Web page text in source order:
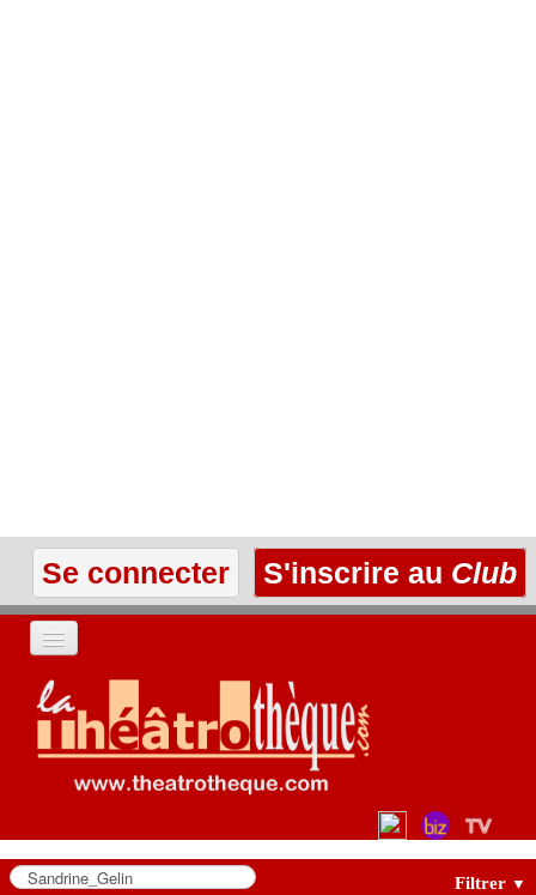
Se connecter S'inscrire au Club
ACCUEIL
LES TEXTES
LES ANNONCES Filtrer ▼